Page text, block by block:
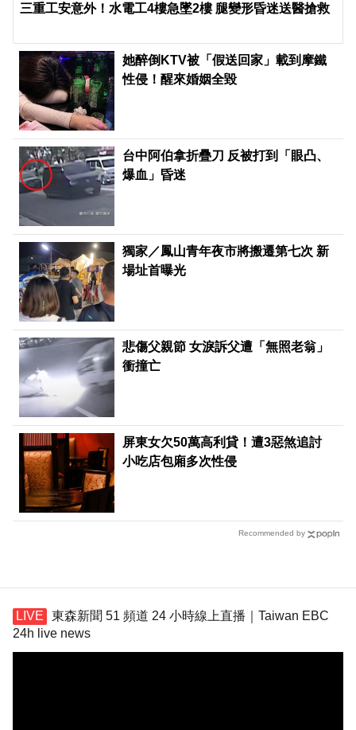
三重工安意外！水電工4樓急墜2樓 腿變形昏迷送醫搶救
她醉倒KTV被「假送回家」載到摩鐵
性侵！醒來婚姻全毀
台中阿伯拿折疊刀 反被打到「眼凸、
爆血」昏迷
獨家／鳳山青年夜市將搬遷第七次 新
場址首曝光
悲傷父親節 女淚訴父遭「無照老翁」
衝撞亡
屏東女欠50萬高利貸！遭3惡煞追討
小吃店包廂多次性侵
Recommended by
東森新聞 51 頻道 24 小時線上直播｜Taiwan EBC
24h live news